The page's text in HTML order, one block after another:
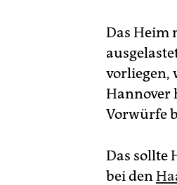
Das Heim
vorliegen,
Hannover
Vorwürfe
Das sollte
bei den